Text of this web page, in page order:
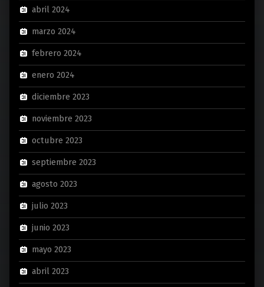
abril 2024
marzo 2024
febrero 2024
enero 2024
diciembre 2023
noviembre 2023
octubre 2023
septiembre 2023
agosto 2023
julio 2023
junio 2023
mayo 2023
abril 2023